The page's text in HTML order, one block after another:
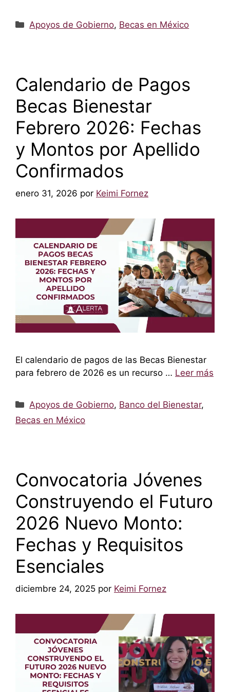
Categorías
Apoyos de Gobierno, Becas en México
Calendario de Pagos
Becas Bienestar
Febrero 2026: Fechas
y Montos por Apellido
Confirmados
enero 31, 2026 por Keimi Fornez
El calendario de pagos de las Becas Bienestar
para febrero de 2026 es un recurso … Leer más
Categorías
Apoyos de Gobierno, Banco del Bienestar,
Becas en México
Convocatoria Jóvenes
Construyendo el Futuro
2026 Nuevo Monto:
Fechas y Requisitos
Esenciales
diciembre 24, 2025 por Keimi Fornez